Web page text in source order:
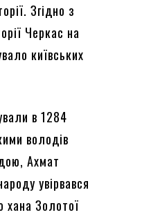
Згідно з
Черкас на
київських
в 1284
володів
Ахмат
увірвався
хана Золотої